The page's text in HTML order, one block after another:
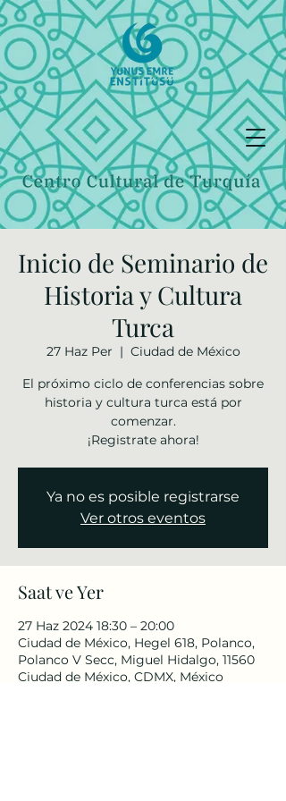
Inicio de Seminario de
Historia y Cultura
Turca
27 Haz Per
  |
Ciudad de México
El próximo ciclo de conferencias sobre
historia y cultura turca está por
comenzar.
¡Registrate ahora!
Ya no es posible registrarse
Ver otros eventos
Saat ve Yer
27 Haz 2024 18:30 – 20:00
Ciudad de México, Hegel 618, Polanco,
Polanco V Secc, Miguel Hidalgo, 11560
Ciudad de México, CDMX, México